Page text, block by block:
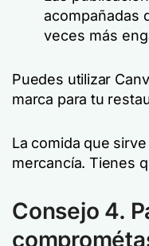
acompañadas
veces más
Puedes utilizar
marca para tu
La comida que
mercancía. Tienes
Consejo 4.